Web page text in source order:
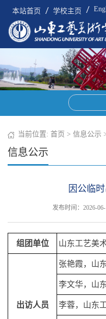
本站首页 学校主页
当前位置: 首页 > 信息公示
信息公示
因公临
发布时间：2026-
组团单位 山东工艺美
出访人员
张艳霞，山
李文华，山
李蓉，山东